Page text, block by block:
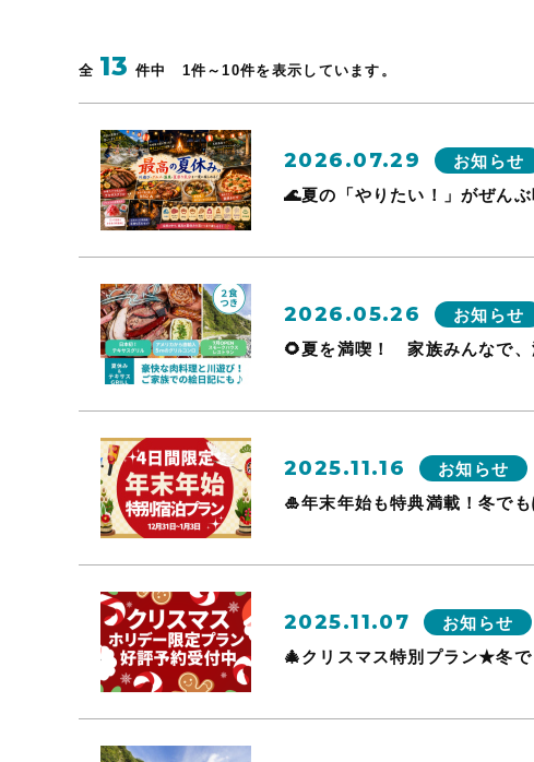
全 13 件中 1件～10件を表示しています。
2026.07.29
お知らせ
🌊夏の「やりたい！」がぜん
2026.05.26
お知らせ
🌻夏を満喫！ 家族みんなで、
2025.11.16
お知らせ
🎍年末年始も特典満載！冬で
2025.11.07
お知らせ
🎄クリスマス特別プラン★冬